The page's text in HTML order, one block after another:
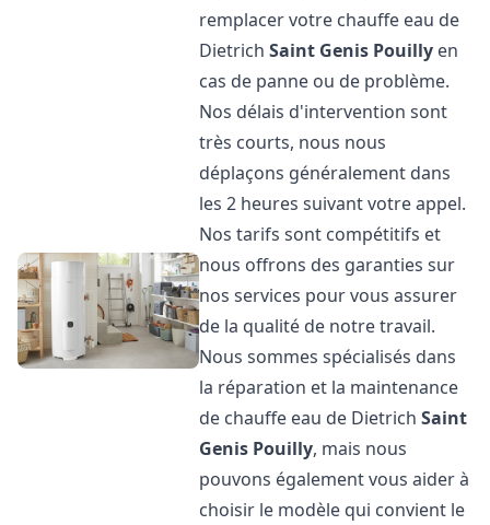
remplacer votre chauffe eau de
DietrichSaint Genis Pouilly en
cas de panne ou de problème.
Nos délais d'intervention sont
très courts, nous nous
déplaçons généralement dans
les 2 heures suivant votre appel.
Nos tarifs sont compétitifs et
nous offrons des garanties sur
nos services pour vous assurer
de la qualité de notre travail.
Nous sommes spécialisés dans
la réparation et la maintenance
de chauffe eau de DietrichSaint
Genis Pouilly, mais nous
pouvons également vous aider à
choisir le modèle qui convient le